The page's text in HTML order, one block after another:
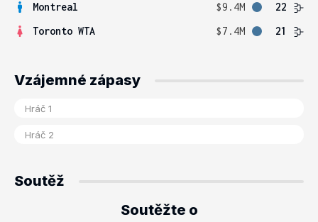
Montreal $9.4M
22
Toronto WTA
$7.4M 21
Vzájemné zápasy
Soutěž
Soutěžte o